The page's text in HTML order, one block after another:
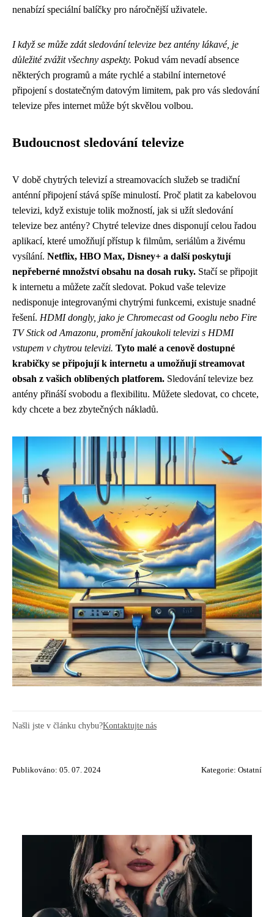
nenabízí speciální balíčky pro náročnější uživatele.
I když se může zdát sledování televize bez antény lákavé, je
důležité zvážit všechny aspekty. Pokud vám nevadí absence
některých programů a máte rychlé a stabilní internetové
připojení s dostatečným datovým limitem, pak pro vás sledování
televize přes internet může být skvělou volbou.
Budoucnost sledování televize
V době chytrých televizí a streamovacích služeb se tradiční
anténní připojení stává spíše minulostí. Proč platit za kabelovou
televizi, když existuje tolik možností, jak si užít sledování
televize bez antény? Chytré televize dnes disponují celou řadou
aplikací, které umožňují přístup k filmům, seriálům a živému
vysílání. Netflix, HBO Max, Disney+ a další poskytují
nepřeberné množství obsahu na dosah ruky. Stačí se připojit
k internetu a můžete začít sledovat. Pokud vaše televize
nedisponuje integrovanými chytrými funkcemi, existuje snadné
řešení. HDMI dongly, jako je Chromecast od Googlu nebo Fire
TV Stick od Amazonu, promění jakoukoli televizi s HDMI
vstupem v chytrou televizi. Tyto malé a cenově dostupné
krabičky se připojují k internetu a umožňují streamovat
obsah z vašich oblíbených platforem. Sledování televize bez
antény přináší svobodu a flexibilitu. Můžete sledovat, co chcete,
kdy chcete a bez zbytečných nákladů.
Našli jste v článku chybu?Kontaktujte nás
Publikováno: 05. 07. 2024 Kategorie: Ostatní